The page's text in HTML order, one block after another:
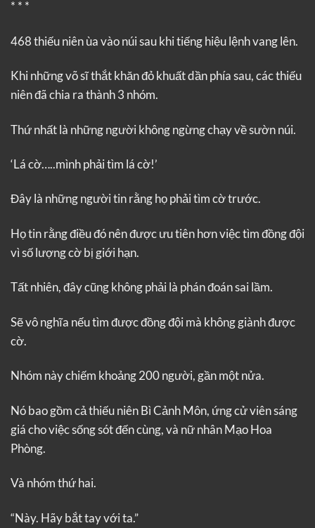
* * *
468 thiếu niên ùa vào núi sau khi tiếng hiệu lệnh vang lên.
Khi những võ sĩ thắt khăn đỏ khuất dần phía sau, các thiếu
niên đã chia ra thành 3 nhóm.
Thứ nhất là những người không ngừng chạy về sườn núi.
‘Lá cờ…..mình phải tìm lá cờ!’
Đây là những người tin rằng họ phải tìm cờ trước.
Họ tin rằng điều đó nên được ưu tiên hơn việc tìm đồng đội
vì số lượng cờ bị giới hạn.
Tất nhiên, đây cũng không phải là phán đoán sai lầm.
Sẽ vô nghĩa nếu tìm được đồng đội mà không giành được
cờ.
Nhóm này chiếm khoảng 200 người, gần một nửa.
Nó bao gồm cả thiếu niên Bì Cảnh Môn, ứng cử viên sáng
giá cho việc sống sót đến cùng, và nữ nhân Mạo Hoa
Phòng.
Và nhóm thứ hai.
“Này. Hãy bắt tay với ta.”